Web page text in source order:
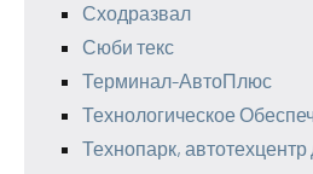
Сходразвал
Сюби текс
Терминал-АвтоПлюс
Технологическое
Технопарк, автотехцентр